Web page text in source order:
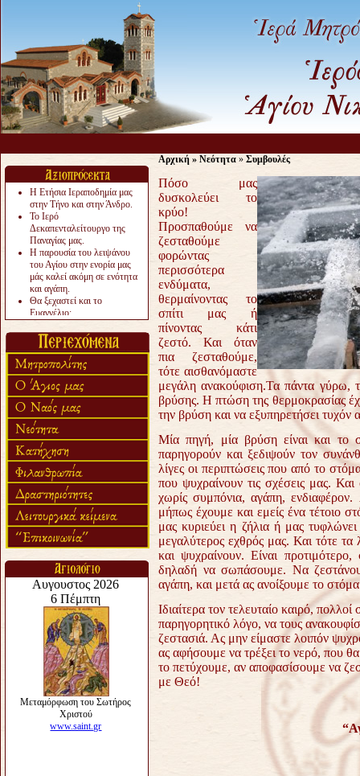
Η Ετήσια Ιεραποδημία μας
στην Τήνο και στην Άνδρο.
Το Ιερό
Δεκαπενταλείτουργο της
Παναγίας μας.
Η παρουσία του λειψάνου
του Αγίου στην ενορία μας
μάς καλεί ακόμη σε ενότητα
και αγάπη.
Θα ξεχαστεί και το
Ευαγγέλιο;
«πολύ αργά».
Ζητείται....
Αρχική » Νεότητα » Συμβουλές
Πόσο μας
δυσκολεύει το
κρύο!
Προσπαθούμε να
ζεσταθούμε
φορώντας
περισσότερα
ενδύματα,
θερμαίνοντας το
σπίτι μας ή
πίνοντας κάτι
ζεστό. Και όταν
πια ζεσταθούμε,
τότε αισθανόμαστε
μεγάλη ανακούφιση.Τα πάντα γύρω,
βρύσης. Η πτώση της θερμοκρασίας
την βρύση και να εξυπηρετήσει τυχόν
Μία πηγή, μία βρύση είναι και το
παρηγορούν και ξεδιψούν τον
λίγες οι περιπτώσεις που από το
που ψυχραίνουν τις σχέσεις μας.
χωρίς συμπόνια, αγάπη,
μήπως έχουμε και εμείς ένα τέτοιο
μας κυριεύει η ζήλια ή μας
μεγαλύτερος εχθρός μας. Και τότε
και ψυχραίνουν. Είναι
δηλαδή να σωπάσουμε. Να
αγάπη, και μετά ας ανοίξουμε το
Ιδιαίτερα τον τελευταίο καιρό,
παρηγορητικό λόγο, να τους
ζεστασιά. Ας μην είμαστε λοιπόν
ας αφήσουμε να τρέξει το νερό, που
το πετύχουμε, αν αποφασίσουμε να
με Θεό!